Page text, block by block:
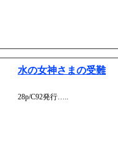
水の女神さまの受難
28p/C92発行…..